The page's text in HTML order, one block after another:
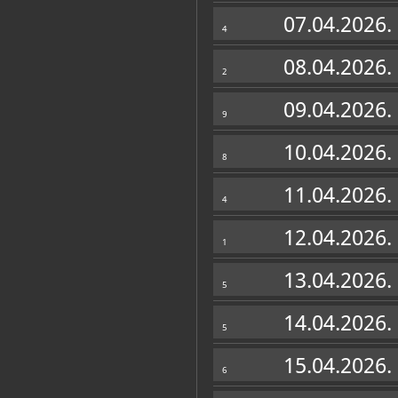
4 07.04.2026.
2 08.04.2026.
9 09.04.2026.
8 10.04.2026.
4 11.04.2026.
1 12.04.2026.
5 13.04.2026.
5 14.04.2026.
6 15.04.2026.